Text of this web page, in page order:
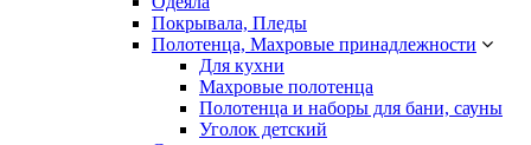
Покрывала, Пледы
Полотенца, Махровые принадлежности
Для кухни
Махровые полотенца
Полотенца и наборы для бани, сауны
Уголок детский